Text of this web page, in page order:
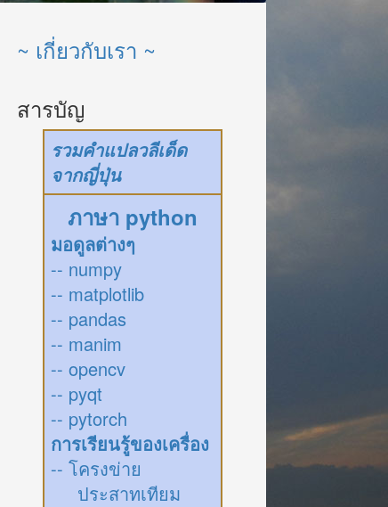
~ เกี่ยวกับเรา ~
สารบัญ
รวมคำแปลวลีเด็ด
จากญี่ปุ่น
ภาษา python
มอดูลต่างๆ
-- numpy
-- matplotlib
-- pandas
-- manim
-- opencv
-- pyqt
-- pytorch
การเรียนรู้ของเครื่อง
-- โครงข่าย
ประสาทเทียม